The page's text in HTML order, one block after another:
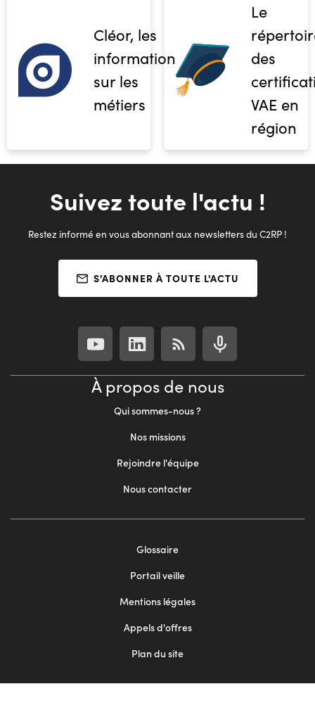
Cléor, les
informations
sur les
métiers
Le
des
VAE en
région
Suivez toute l'actu !
Restez informé en vous abonnant aux newsletters du C2RP !
S'ABONNER À TOUTE L'ACTU
À propos de nous
Qui sommes-nous ?
Nos missions
Rejoindre l'équipe
Nous contacter
Glossaire
Portail veille
Mentions légales
Appels d'offres
Plan du site